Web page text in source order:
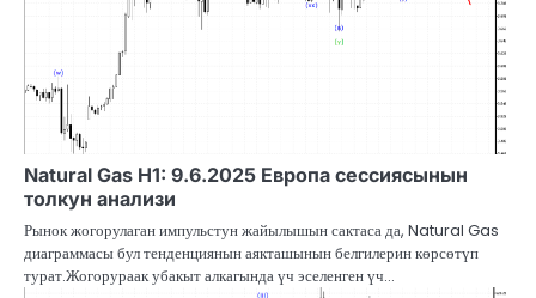
Natural Gas H1: 9.6.2025 Европа сессиясынын
толкун анализи
Рынок жогорулаган импульстун жайылышын сактаса да, Natural Gas
диаграммасы бул тенденциянын аякташынын белгилерин көрсөтүп
турат.Жогорураак убакыт алкагында үч эселенген үч…